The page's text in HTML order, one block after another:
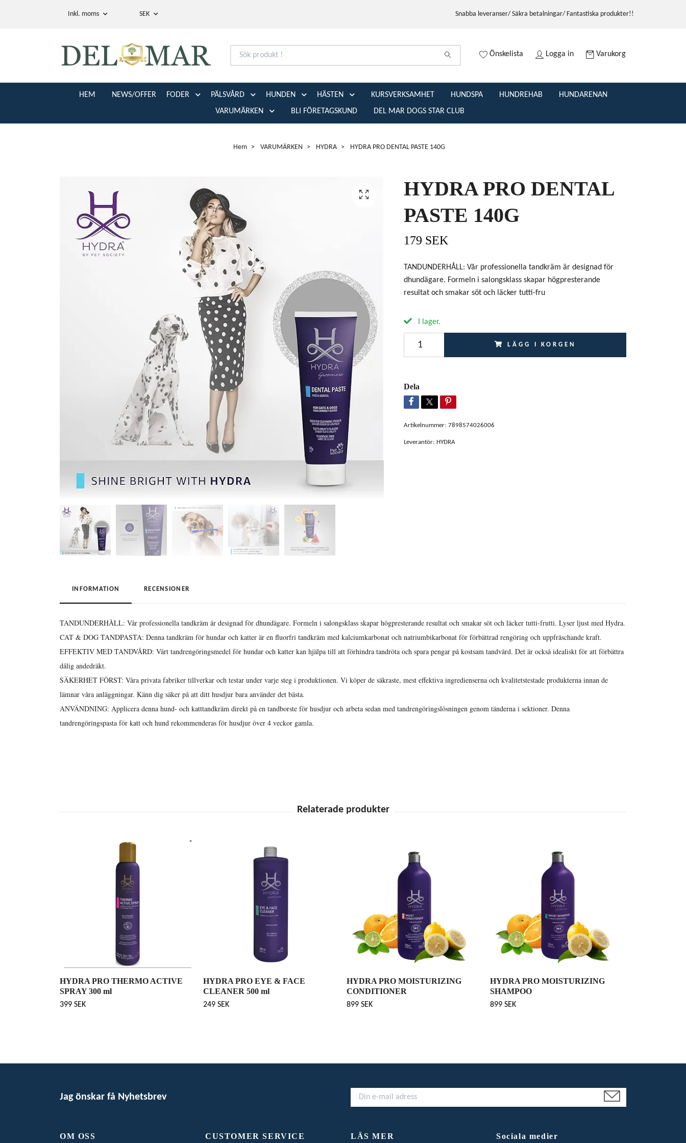
Inkl. moms SEK Snabba leveranser/ Säkra betalningar/ Fantastiska produkter!!
Önskelista Logga in Varukorg
HEM NEWS/OFFER FODER PÄLSVÅRD HUNDEN HÄSTEN KURSVERKSAMHET HUNDSPA HUNDREHAB
HUNDARENAN
VARUMÄRKEN
BLI FÖRETAGSKUND DEL MAR DOGS STAR CLUB
Hem VARUMÄRKEN HYDRA HYDRA PRO DENTAL PASTE 140G
HYDRA PRO DENTAL
PASTE 140G
179 SEK
TANDUNDERHÅLL: Vår professionella tandkräm är designad för
dhundägare. Formeln i salongsklass skapar högpresterande
resultat och smakar söt och läcker tutti-fru
I lager.
LÄGG I KORGEN
Dela
Artikelnummer: 7898574026006
Leverantör: HYDRA
INFORMATION RECENSIONER
TANDUNDERHÅLL: Vår professionella tandkräm är designad för dhundägare. Formeln i salongsklass skapar högpresterande resultat och smakar söt och läcker tutti-frutti. Lyser ljust med Hydra.
CAT & DOG TANDPASTA: Denna tandkräm för hundar och katter är en fluorfri tandkräm med kalciumkarbonat och natriumbikarbonat för förbättrad rengöring och uppfräschande kraft.
EFFEKTIV MED TANDVÅRD: Vårt tandrengöringsmedel för hundar och katter kan hjälpa till att förhindra tandröta och spara pengar på kostsam tandvård. Det är också idealiskt för att förbättra
dålig andedräkt.
SÄKERHET FÖRST: Våra privata fabriker tillverkar och testar under varje steg i produktionen. Vi köper de säkraste, mest effektiva ingredienserna och kvalitetstestade produkterna innan de
lämnar våra anläggningar. Känn dig säker på att ditt husdjur bara använder det bästa.
ANVÄNDNING: Applicera denna hund- och katttandkräm direkt på en tandborste för husdjur och arbeta sedan med tandrengöringslösningen genom tänderna i sektioner. Denna
tandrengöringspasta för katt och hund rekommenderas för husdjur över 4 veckor gamla.
HYDRA PRO THERMO ACTIVE
SPRAY 300 ml
399 SEK
HYDRA PRO EYE & FACE
CLEANER 500 ml
249 SEK
HYDRA PRO MOISTURIZING
CONDITIONER
899 SEK
HYDRA PRO MOISTURIZING
SHAMPOO
899 SEK
Jag önskar få Nyhetsbrev
OM OSS CUSTOMER SERVICE LÄS MER Sociala medier